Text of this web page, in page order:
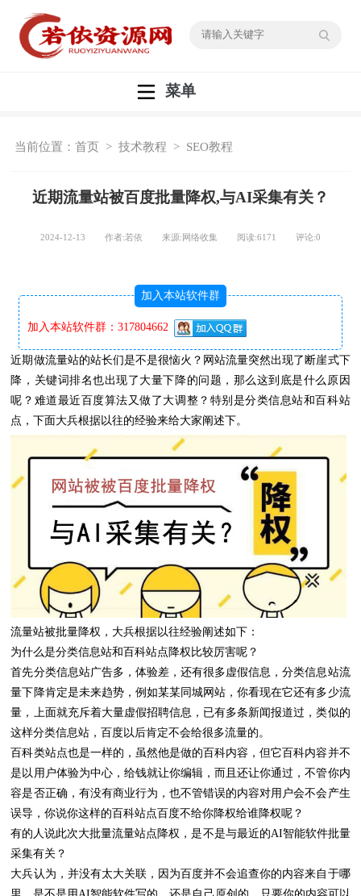
菜单
当前位置：首页 >技术教程 > SEO教程
近期流量站被百度批量降权,与AI采集有关？
2024-12-13 作者:若依 来源:网络收集 阅读:6171 评论:0
加入本站软件群
加入本站软件群：317804662
近期做流量站的站长们是不是很恼火？网站流量突然出现了断崖式下
降，关键词排名也出现了大量下降的问题，那么这到底是什么原因
呢？难道最近百度算法又做了大调整？特别是分类信息站和百科站
点，下面大兵根据以往的经验来给大家阐述下。
流量站被批量降权，大兵根据以往经验阐述如下：
为什么是分类信息站和百科站点降权比较厉害呢？
首先分类信息站广告多，体验差，还有很多虚假信息，分类信息站流
量下降肯定是未来趋势，例如某某同城网站，你看现在它还有多少流
量，上面就充斥着大量虚假招聘信息，已有多条新闻报道过，类似的
这样分类信息站，百度以后肯定不会给很多流量的。
百科类站点也是一样的，虽然他是做的百科内容，但它百科内容并不
是以用户体验为中心，给钱就让你编辑，而且还让你通过，不管你内
容是否正确，有没有商业行为，也不管错误的内容对用户会不会产生
误导，你说你这样的百科站点百度不给你降权给谁降权呢？
有的人说此次大批量流量站点降权，是不是与最近的AI智能软件批量
采集有关？
大兵认为，并没有太大关联，因为百度并不会追查你的内容来自于哪